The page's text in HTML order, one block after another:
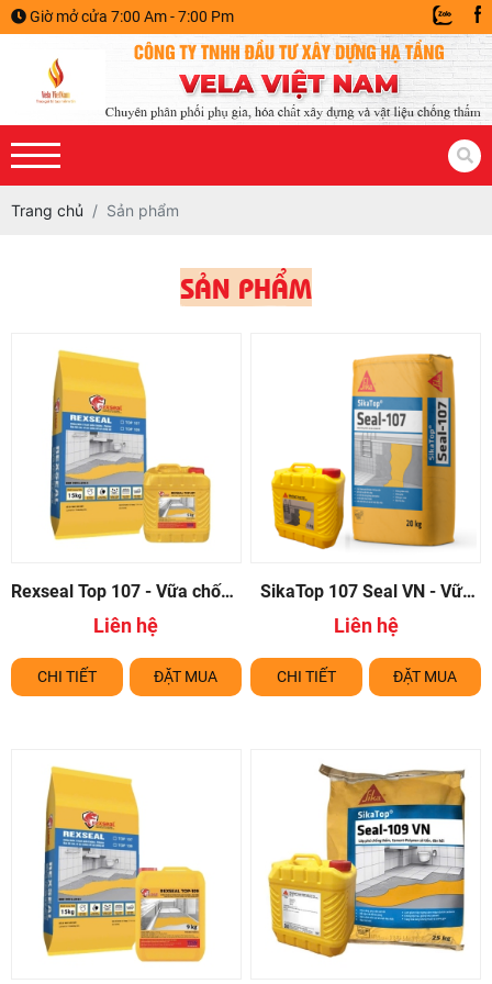
Giờ mở cửa 7:00 Am - 7:00 Pm
Trang chủ Sản phẩm
SẢN PHẨM
Rexseal Top 107 - Vữa chống
thấm 2 thành phần gốc xi
măng polymer
Liên hệ
CHI TIẾT ĐẶT MUA
SikaTop 107 Seal VN - Vữa
chống thấm 2 thành phần
gốc xi măng polymer
Liên hệ
CHI TIẾT ĐẶT MUA